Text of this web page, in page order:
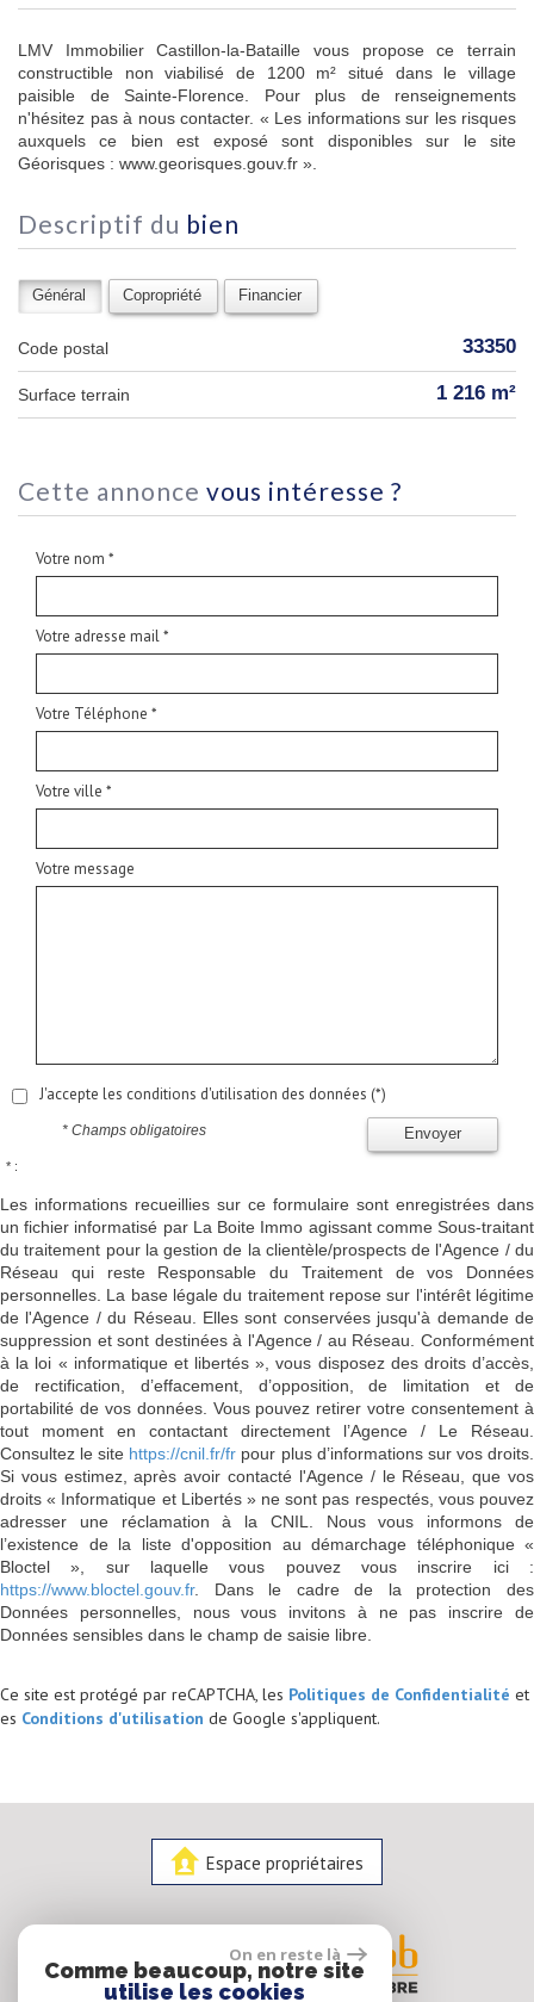
LMV Immobilier Castillon-la-Bataille vous propose ce terrain
constructible non viabilisé de 1200 m² situé dans le village
paisible de Sainte-Florence. Pour plus de renseignements
n'hésitez pas à nous contacter. « Les informations sur les risques
auxquels ce bien est exposé sont disponibles sur le site
Géorisques : www.georisques.gouv.fr ».
descriptif du bien
Général Copropriété Financier
Code postal 33350
surface terrain 1 216 m²
cette annonce vous intéresse ?
Votre nom *
Votre adresse mail *
Votre Téléphone *
Votre ville *
Votre message
J'accepte les conditions d'utilisation des données (*)
Envoyer
* Champs obligatoires
* :
Les informations recueillies sur ce formulaire sont enregistrées dans
un fichier informatisé par La Boite Immo agissant comme Sous-traitant
du traitement pour la gestion de la clientèle/prospects de l'Agence / du
Réseau qui reste Responsable du Traitement de vos Données
personnelles. La base légale du traitement repose sur l'intérêt légitime
de l'Agence / du Réseau. Elles sont conservées jusqu'à demande de
suppression et sont destinées à l'Agence / au Réseau. Conformément
à la loi « informatique et libertés », vous disposez des droits d’accès,
de rectification, d’effacement, d’opposition, de limitation et de
portabilité de vos données. Vous pouvez retirer votre consentement à
tout moment en contactant directement l’Agence / Le Réseau.
Consultez le site https://cnil.fr/fr pour plus d’informations sur vos droits.
Si vous estimez, après avoir contacté l'Agence / le Réseau, que vos
droits « Informatique et Libertés » ne sont pas respectés, vous pouvez
adresser une réclamation à la CNIL. Nous vous informons de
l’existence de la liste d'opposition au démarchage téléphonique «
Bloctel », sur laquelle vous pouvez vous inscrire ici :
https://www.bloctel.gouv.fr. Dans le cadre de la protection des
Données personnelles, nous vous invitons à ne pas inscrire de
Données sensibles dans le champ de saisie libre.
Ce site est protégé par reCAPTCHA, les Politiques de Confidentialité et
es Conditions d'utilisation de Google s'appliquent.
Espace propriétaires
On en reste là
Comme beaucoup, notre site
utilise les cookies